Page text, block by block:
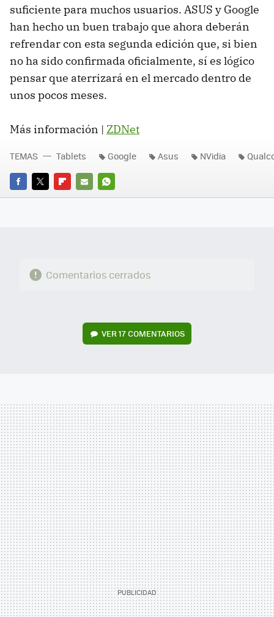
suficiente para muchos usuarios. ASUS y Google
han hecho un buen trabajo que ahora deberán
refrendar con esta segunda edición que, si bien
no ha sido confirmada oficialmente, sí es lógico
pensar que aterrizará en el mercado dentro de
unos pocos meses.
Más información | ZDNet
FACEBOOK
TWITTERFLIPBOARD
E-
WHATSAPP
TEMAS Tablets Google Asus NVidia
Comentarios cerrados
VER17 COMENTARIOS